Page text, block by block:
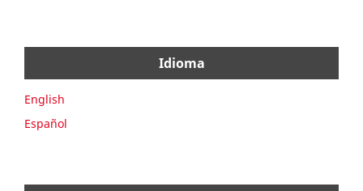
Idioma
English
Español